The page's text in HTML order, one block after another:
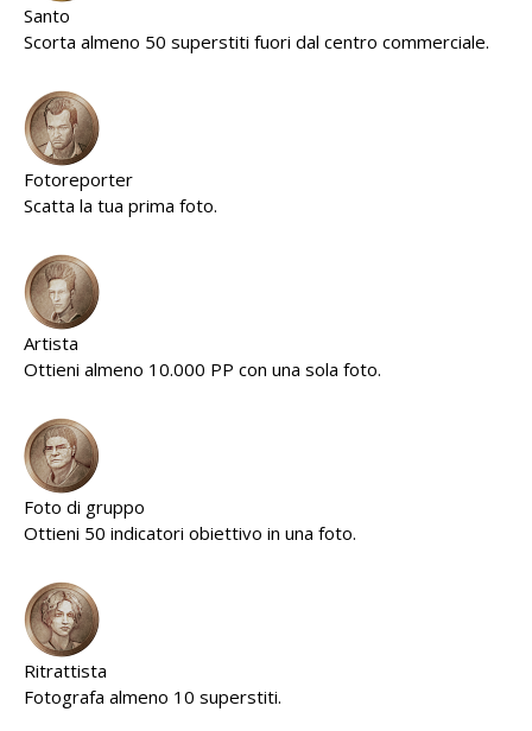
Santo
Scorta almeno 50 superstiti fuori dal centro commerciale.
Fotoreporter
Scatta la tua prima foto.
Artista
Ottieni almeno 10.000 PP con una sola foto.
Foto di gruppo
Ottieni 50 indicatori obiettivo in una foto.
Ritrattista
Fotografa almeno 10 superstiti.